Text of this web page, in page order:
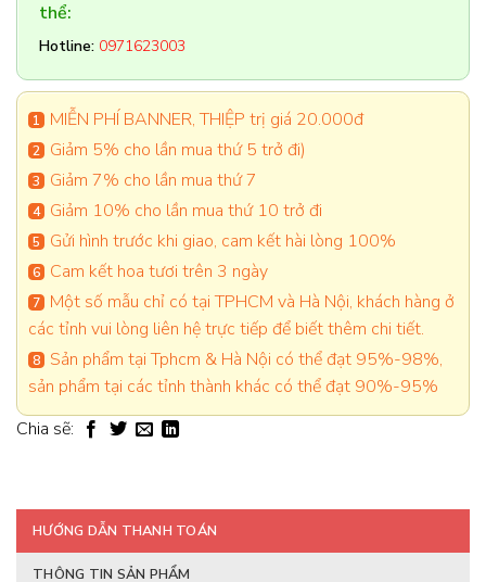
thể:
Hotline: 0971623003
MIỄN PHÍ BANNER, THIỆP trị giá 20.000đ
Giảm 5% cho lần mua thứ 5 trở đi)
Giảm 7% cho lần mua thứ 7
Giảm 10% cho lần mua thứ 10 trở đi
Gửi hình trước khi giao, cam kết hài lòng 100%
Cam kết hoa tươi trên 3 ngày
Một số mẫu chỉ có tại TPHCM và Hà Nội, khách hàng ở
các tỉnh vui lòng liên hệ trực tiếp để biết thêm chi tiết.
Sản phẩm tại Tphcm & Hà Nội có thể đạt 95%-98%,
sản phẩm tại các tỉnh thành khác có thể đạt 90%-95%
Chia sẽ:
HƯỚNG DẪN THANH TOÁN
THÔNG TIN SẢN PHẨM